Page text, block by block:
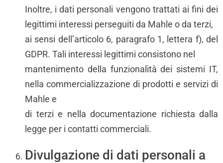
Inoltre, i dati personali vengono trattati ai fini dei
legittimi interessi perseguiti da Mahle o da terzi,
ai sensi dell’articolo 6, paragrafo 1, lettera f), del
GDPR. Tali interessi legittimi consistono nel
mantenimento della funzionalità dei sistemi IT,
nella commercializzazione di prodotti e servizi di
Mahle e
di terzi e nella documentazione richiesta dalla
legge per i contatti commerciali.
Divulgazione di dati personali a